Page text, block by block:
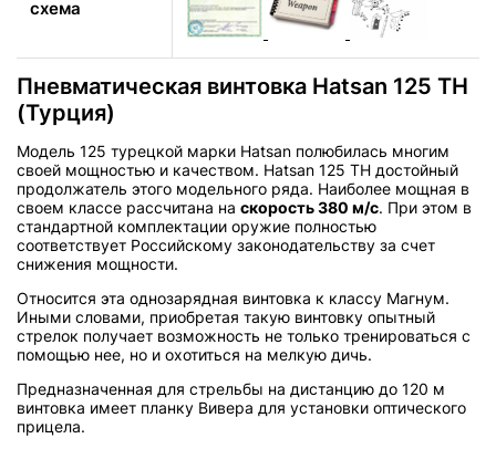
схема
Пневматическая винтовка Hatsan 125 TH
(Турция)
Модель 125 турецкой марки Hatsan полюбилась многим
своей мощностью и качеством. Hatsan 125 TH достойный
продолжатель этого модельного ряда. Наиболее мощная в
своем классе рассчитана на скорость 380 м/с. При этом в
стандартной комплектации оружие полностью
соответствует Российскому законодательству за счет
снижения мощности.
Относится эта однозарядная винтовка к классу Магнум.
Иными словами, приобретая такую винтовку опытный
стрелок получает возможность не только тренироваться с
помощью нее, но и охотиться на мелкую дичь.
Предназначенная для стрельбы на дистанцию до 120 м
винтовка имеет планку Вивера для установки оптического
прицела.